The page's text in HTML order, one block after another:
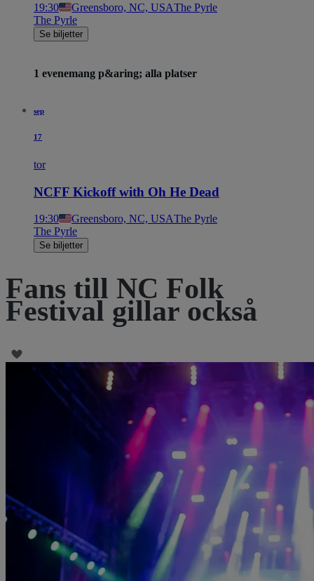
19:30 Greensboro, NC, USAThe Pyrle
The Pyrle
Se biljetter
1 evenemang p&aring; alla platser
sep
17
tor
NCFF Kickoff with Oh He Dead
19:30 Greensboro, NC, USAThe Pyrle
The Pyrle
Se biljetter
Fans till NC Folk
Festival gillar också